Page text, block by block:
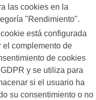
las cookies en la
"Rendimiento".
cookie está configurada
el complemento de
de cookies
y se utiliza para
si el usuario ha
su consentimiento o no